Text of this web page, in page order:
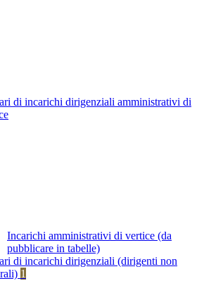
di incarichi dirigenziali amministrativi di
Incarichi amministrativi di vertice (da
pubblicare in tabelle)
di incarichi dirigenziali (dirigenti non
1